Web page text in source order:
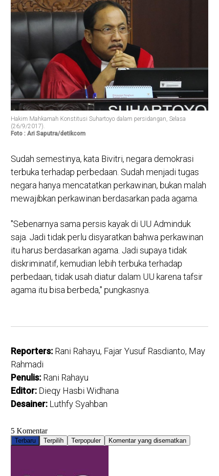
Hakim Mahkamah Konstitusi Suhartoyo dalam persidangan, Selasa
(26/9/2017).
Foto : Ari Saputra/detikcom
Sudah semestinya, kata Bivitri, negara demokrasi
terbuka terhadap perbedaan. Sudah menjadi tugas
negara hanya mencatatkan perkawinan, bukan malah
mewajibkan perkawinan berdasarkan pada agama.
"Sebenarnya sama persis kayak di UU Adminduk
saja. Jadi tidak perlu disyaratkan bahwa perkawinan
itu harus berdasarkan agama. Jadi supaya tidak
diskriminatif, kemudian lebih terbuka terhadap
perbedaan, tidak usah diatur dalam UU karena tafsir
agama itu bisa berbeda," pungkasnya.
Reporters: Rani Rahayu, Fajar Yusuf Rasdianto, May
Rahmadi
Penulis: Rani Rahayu
Editor: Dieqy Hasbi Widhana
Desainer: Luthfy Syahban